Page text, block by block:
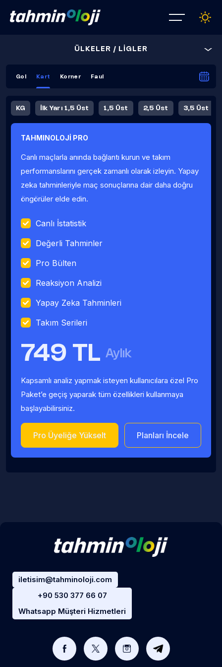
ÜLKELER / LİGLER
Gol Kart Korner Faul
KG İlk Yarı 1,5 Üst 1,5 Üst 2,5 Üst 3,5 Üst
Fauller Ortalama
TAHMINOLOJİ PRO
Canlı maçlarla anında bağlantı kurun ve takım
performanslarını gerçek zamanlı olarak izleyin. Yapay
zeka tahminleriyle maç sonuçlarına dair daha doğru
öngörüler elde edin.
Canlı İstatistik
Değerli Tahminler
Pro Bülten
Reaksiyon Analizi
Yapay Zeka Tahminleri
Takım Serileri
749 TL Aylık
Kapsamlı analiz yapmak isteyen kullanıcılara özel Pro
Paket’e geçiş yaparak tüm özellikleri kullanmaya
başlayabilirsiniz.
Pro Üyeliğe Yükselt Planları İncele
iletisim@tahminoloji.com
+90 530 377 66 07
Whatsapp Müşteri Hizmetleri